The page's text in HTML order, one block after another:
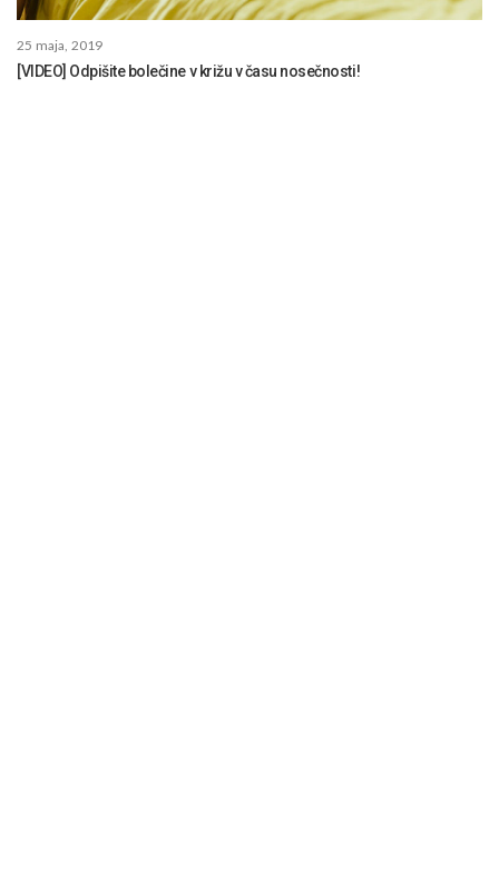
25 maja, 2019
[VIDEO] Odpišite bolečine v križu v času nosečnosti!